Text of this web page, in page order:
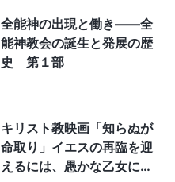
全能神の出現と働き——全
能神教会の誕生と発展の歴
史 第１部
キリスト教映画「知らぬが
命取り」イエスの再臨を迎
えるには、愚かな乙女にな